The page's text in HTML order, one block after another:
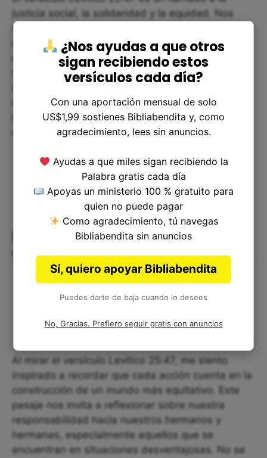
justicia social, la solidaridad y la equidad. Nos
recuerda que debemos tratar a los demás con
dignidad y respeto, sin importar quiénes sean o
de dónde vengan. También nos recuerda que
nuestra verdadera riqueza está en nuestras
con Dios. Si podemos incorporar estos valores en
nuestra vida diaria, podemos construir una
sociedad más justa y solidaria para todos.
Reflexión Corta sobre Levítico
veinticinco treinta y siete
Al mirar el versículo Levítico 25:47, me siento
inspirado a recordar que cada acción cuenta en la
construcción de un mundo más equitativo. Este
pasaje nos invita a reflexionar sobre nuestra
responsabilidad hacia nuestros hermanos y
hermanas, especialmente aquellos que se
encuentran en situaciones desventajosas. No se
¿Nos ayudas a que otros
sigan recibiendo estos
versículos cada día?
Con una aportación mensual de solo
US$1,99 sostienes Bibliabendita y, como
agradecimiento, lees sin anuncios.
Ayudas a que miles sigan recibiendo la
Palabra gratis cada día
Apoyas un ministerio 100 % gratuito para
quien no puede pagar
Como agradecimiento, tú navegas
Bibliabendita sin anuncios
Sí, quiero apoyar Bibliabendita
Puedes darte de baja cuando lo desees
No, Gracias. Prefiero seguir gratis con anuncios